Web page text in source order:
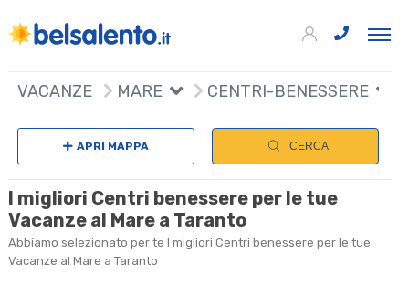
VACANZE MARE CENTRI-BENESSERE
APRI MAPPA CERCA
I migliori Centri benessere per le tue
Vacanze al Mare a Taranto
Abbiamo selezionato per te I migliori Centri benessere per le tue
Vacanze al Mare a Taranto